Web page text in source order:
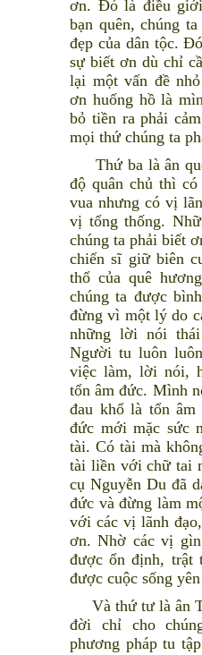
ơn. Đó là điều
bạn quên, chúng
đẹp của dân tộc.
sự biết ơn dù chỉ
lại một vấn đề
ơn huống hồ là
bỏ tiền ra phải
mọi thứ chúng ta
Thứ ba là ân
độ quân chủ thì
vua nhưng có vị
vị tổng thống.
chúng ta phải biết
chiến sĩ giữ biên
thổ của quê
chúng ta được
đừng vì một lý do
những lời nói
Người tu luôn
việc làm, lời nói,
tổn âm đức. Mình
đau khổ là tổn
đức mới mặc sức
tài. Có tài mà
tài liền với chữ tai
cụ Nguyễn Du đã
đức và đừng làm
với các vị lãnh
ơn. Nhờ các vị
được ổn định, trật
được cuộc sống
Và thứ tư là ân
đời chỉ cho
phương pháp tu